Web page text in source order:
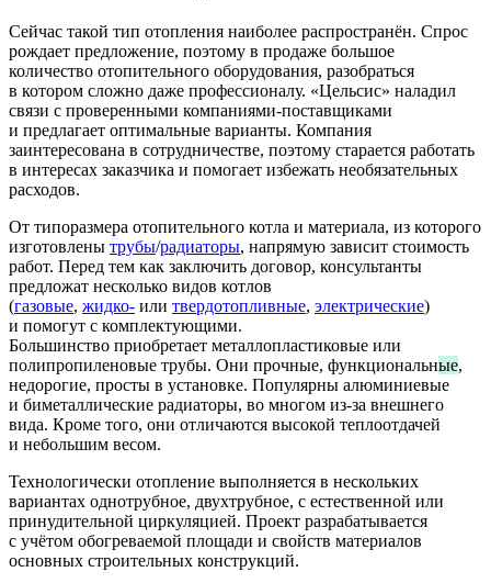
Сейчас такой тип отопления наиболее распространён. Спрос
рождает предложение, поэтому в продаже большое
количество отопительного оборудования, разобраться
в котором сложно даже профессионалу. «Цельсис» наладил
связи с проверенными компаниями-поставщиками
и предлагает оптимальные варианты. Компания
заинтересована в сотрудничестве, поэтому старается работать
в интересах заказчика и помогает избежать необязательных
расходов.
От типоразмера отопительного котла и материала, из которого
изготовлены трубы/радиаторы, напрямую зависит стоимость
работ. Перед тем как заключить договор, консультанты
предложат несколько видов котлов
(газовые, жидко- или твердотопливные, электрические)
и помогут с комплектующими.
Большинство приобретает металлопластиковые или
полипропиленовые трубы. Они прочные, функциональные,
недорогие, просты в установке. Популярны алюминиевые
и биметаллические радиаторы, во многом из-за внешнего
вида. Кроме того, они отличаются высокой теплоотдачей
и небольшим весом.
Технологически отопление выполняется в нескольких
вариантах однотрубное, двухтрубное, с естественной или
принудительной циркуляцией. Проект разрабатывается
с учётом обогреваемой площади и свойств материалов
основных строительных конструкций.